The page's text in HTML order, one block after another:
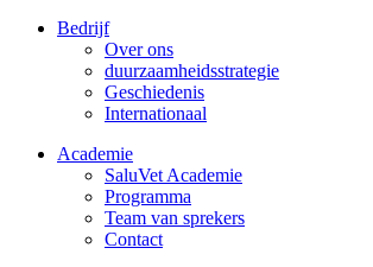
Bedrijf
Over ons
duurzaamheidsstrategie
Geschiedenis
Internationaal
Academie
SaluVet Academie
Programma
Team van sprekers
Contact